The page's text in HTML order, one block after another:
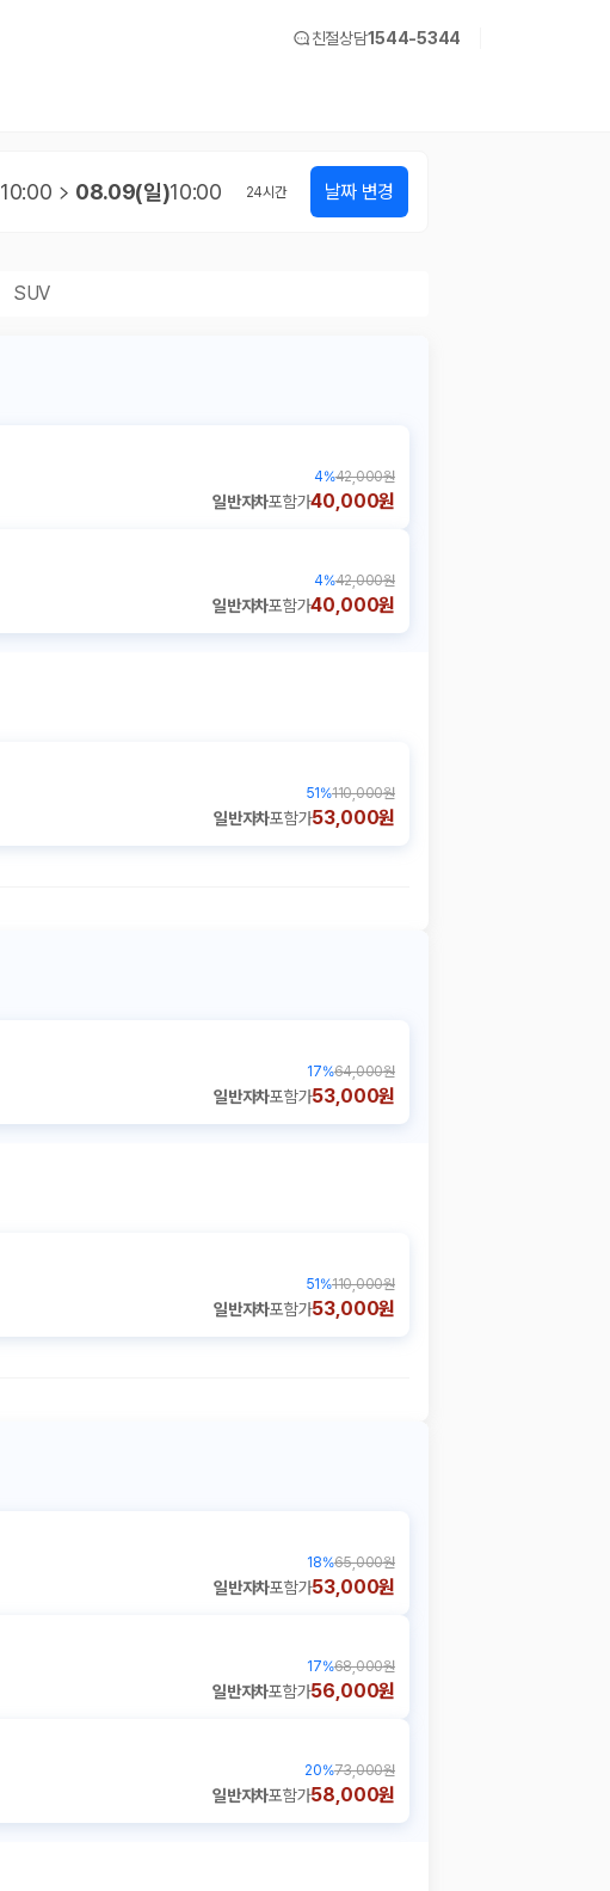
친절상담1544-5344
10:00 08.09(일)10:00 24시간 날짜 변경
SUV
4%42,000원
일반자차포함가40,000원
4%42,000원
일반자차포함가40,000원
51 %110,000원
일반자차포함가53,000원
17%64,000원
일반자차포함가53,000원
51 %110,000원
일반자차포함가53,000원
18%65,000원
일반자차포함가53,000원
17%68,000원
일반자차포함가56,000원
20%73,000원
일반자차포함가58,000원